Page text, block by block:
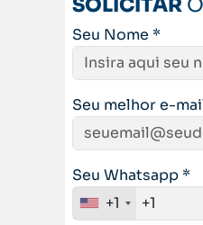
Seu Nome *
Seu melhor e-
Seu Whatsapp *
+1